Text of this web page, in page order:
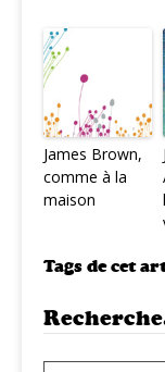
James Brown,
comme à la
maison
Tags de cet